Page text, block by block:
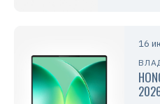
16